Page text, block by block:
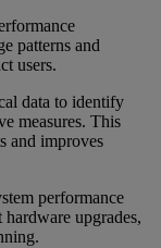
patterns and
users.
data to identify
measures. This
and improves
performance
upgrades,